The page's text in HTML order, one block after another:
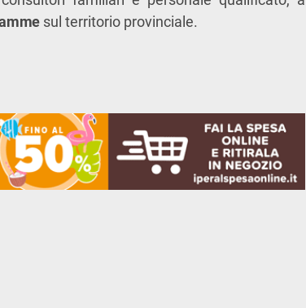
sul territorio provinciale.